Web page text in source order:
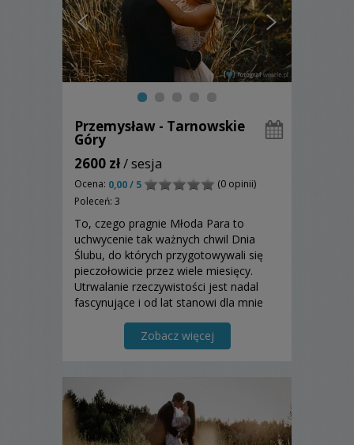
Przemysław - Tarnowskie
Góry
2600 zł/ sesja
Ocena: 0,00 / 5
(0 opinii)
Poleceń: 3
To, czego pragnie Młoda Para to
uchwycenie tak ważnych chwil Dnia
Ślubu, do których przygotowywali się
pieczołowicie przez wiele miesięcy.
Utrwalanie rzeczywistości jest nadal
fascynujące i od lat stanowi dla mnie
swojego doświadczenia w branży
fotograficznej, ale przy każdym ślubie
Zobacz więcej